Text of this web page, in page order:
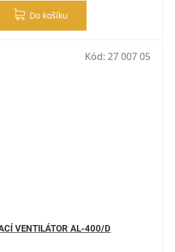
Do košíku
VENTILÁTOR AL-400/D
Kód: 27 007 05